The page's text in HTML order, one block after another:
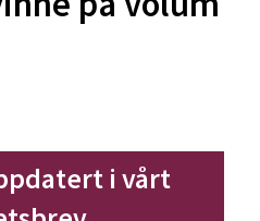
i vårt